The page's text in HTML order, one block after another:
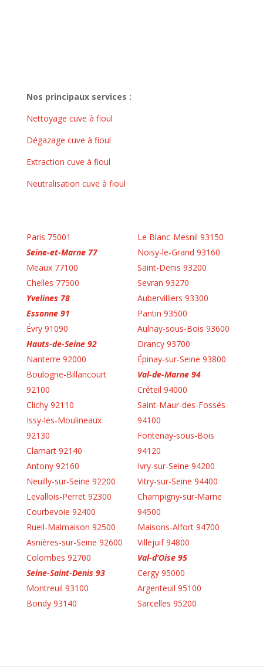
Nos principaux services :
Nettoyage cuve à fioul
Dégazage cuve à fioul
Extraction cuve à fioul
Neutralisation cuve à fioul
Paris 75001
Seine-et-Marne 77
Meaux 77100
Chelles 77500
Yvelines 78
Essonne 91
Évry 91090
Hauts-de-Seine 92
Nanterre 92000
Boulogne-Billancourt
92100
Clichy 92110
Issy-les-Moulineaux
92130
Clamart 92140
Antony 92160
Neuilly-sur-Seine 92200
Levallois-Perret 92300
Courbevoie 92400
Rueil-Malmaison 92500
Asnières-sur-Seine 92600
Colombes 92700
Seine-Saint-Denis 93
Montreuil 93100
Bondy 93140
Le Blanc-Mesnil 93150
Noisy-le-Grand 93160
Saint-Denis 93200
Sevran 93270
Aubervilliers 93300
Pantin 93500
Aulnay-sous-Bois 93600
Drancy 93700
Épinay-sur-Seine 93800
Val-de-Marne 94
Créteil 94000
Saint-Maur-des-Fossés
94100
Fontenay-sous-Bois
94120
Ivry-sur-Seine 94200
Vitry-sur-Seine 94400
Champigny-sur-Marne
94500
Maisons-Alfort 94700
Villejuif 94800
Val-d’Oise 95
Cergy 95000
Argenteuil 95100
Sarcelles 95200